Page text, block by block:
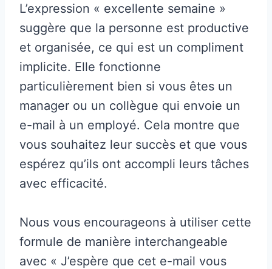
L’expression « excellente semaine »
suggère que la personne est productive
et organisée, ce qui est un compliment
implicite. Elle fonctionne
particulièrement bien si vous êtes un
manager ou un collègue qui envoie un
e-mail à un employé. Cela montre que
vous souhaitez leur succès et que vous
espérez qu’ils ont accompli leurs tâches
avec efficacité.
Nous vous encourageons à utiliser cette
formule de manière interchangeable
avec « J’espère que cet e-mail vous